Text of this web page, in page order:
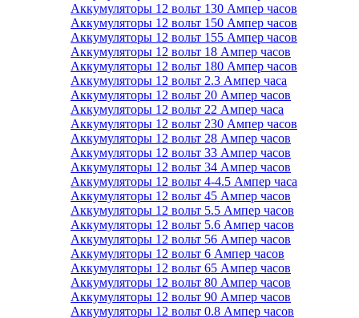
Аккумуляторы 12 вольт 130 Ампер часов
Аккумуляторы 12 вольт 150 Ампер часов
Аккумуляторы 12 вольт 155 Ампер часов
Аккумуляторы 12 вольт 18 Ампер часов
Аккумуляторы 12 вольт 180 Ампер часов
Аккумуляторы 12 вольт 2.3 Ампер часа
Аккумуляторы 12 вольт 20 Ампер часов
Аккумуляторы 12 вольт 22 Ампер часа
Аккумуляторы 12 вольт 230 Ампер часов
Аккумуляторы 12 вольт 28 Ампер часов
Аккумуляторы 12 вольт 33 Ампер часов
Аккумуляторы 12 вольт 34 Ампер часов
Аккумуляторы 12 вольт 4-4.5 Ампер часа
Аккумуляторы 12 вольт 45 Ампер часов
Аккумуляторы 12 вольт 5.5 Ампер часов
Аккумуляторы 12 вольт 5.6 Ампер часов
Аккумуляторы 12 вольт 56 Ампер часов
Аккумуляторы 12 вольт 6 Ампер часов
Аккумуляторы 12 вольт 65 Ампер часов
Аккумуляторы 12 вольт 80 Ампер часов
Аккумуляторы 12 вольт 90 Ампер часов
Аккумуляторы 12 вольт 0.8 Ампер часов